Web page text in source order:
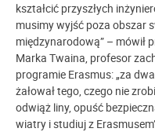
kształcić przyszłych
musimy wyjść poza obszar
międzynarodową” – mówił
Marka Twaina, profesor
programie Erasmus: „za
żałował tego, czego nie
odwiąż liny, opuść
wiatry i studiuj z